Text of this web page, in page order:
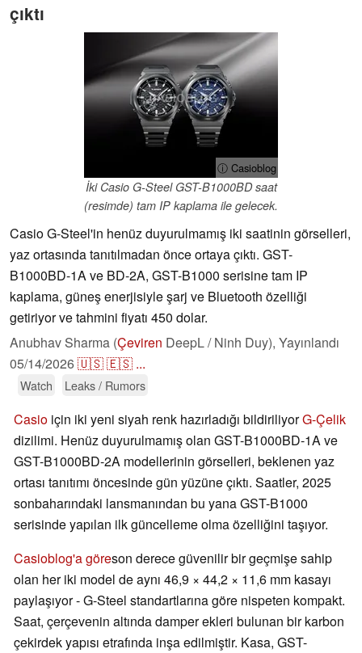
çıktı
ⓘ Casioblog
İki Casio G-Steel GST-B1000BD saat
(resimde) tam IP kaplama ile gelecek.
Casio G-Steel'in henüz duyurulmamış iki saatinin görselleri,
yaz ortasında tanıtılmadan önce ortaya çıktı. GST-
B1000BD-1A ve BD-2A, GST-B1000 serisine tam IP
kaplama, güneş enerjisiyle şarj ve Bluetooth özelliği
getiriyor ve tahmini fiyatı 450 dolar.
Anubhav Sharma (Çeviren DeepL / Ninh Duy), Yayınlandı
05/14/2026🇺🇸🇪🇸 ...
Watch Leaks / Rumors
Casio için iki yeni siyah renk hazırladığı bildiriliyorG-Çelik
dizilimi. Henüz duyurulmamış olan GST-B1000BD-1A ve
GST-B1000BD-2A modellerinin görselleri, beklenen yaz
ortası tanıtımı öncesinde gün yüzüne çıktı. Saatler, 2025
sonbaharındaki lansmanından bu yana GST-B1000
serisinde yapılan ilk güncelleme olma özelliğini taşıyor.
Casioblog'a göreson derece güvenilir bir geçmişe sahip
olan her iki model de aynı 46,9 × 44,2 × 11,6 mm kasayı
paylaşıyor - G-Steel standartlarına göre nispeten kompakt.
Saat, çerçevenin altında damper ekleri bulunan bir karbon
çekirdek yapısı etrafında inşa edilmiştir. Kasa, GST-